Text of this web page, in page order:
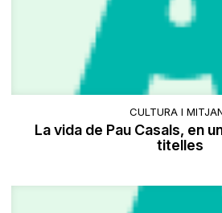
CULTURA I
La vida de Pau Casals, en
titelles